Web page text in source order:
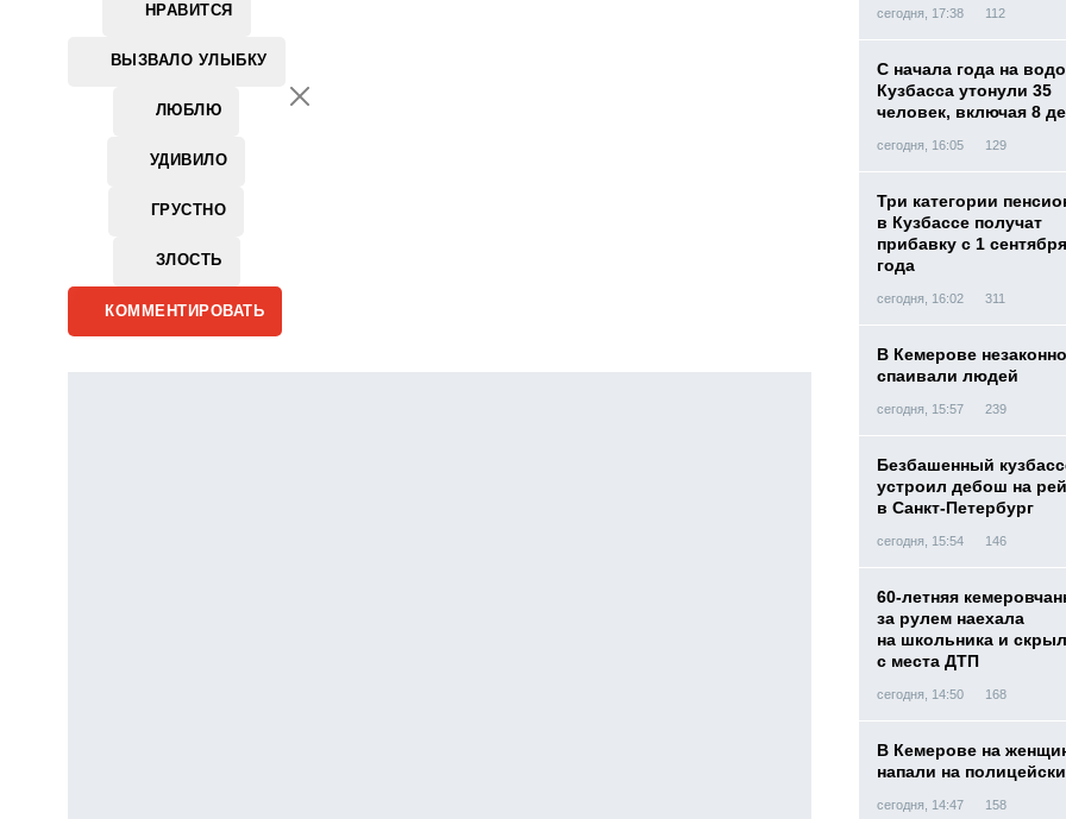
НРАВИТСЯ
ВЫЗВАЛО УЛЫБКУ
ЛЮБЛЮ
УДИВИЛО
ГРУСТНО
ЗЛОСТЬ
КОММЕНТИРОВАТЬ
сегодня, 17:38 112
С начала года на
Кузбасса утонули 35
человек, включая 8
сегодня, 16:05 129
Три категории
в Кузбассе получат
прибавку с 1
года
сегодня, 16:02 311
В Кемерове незаконно
спаивали людей
сегодня, 15:57 239
Безбашенный
устроил дебош на
в Санкт-Петербург
сегодня, 15:54 146
60-летняя
за рулем наехала
на школьника и
с места ДТП
сегодня, 14:50 168
В Кемерове на
напали на
сегодня, 14:47 158